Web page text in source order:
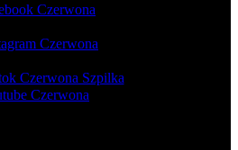
Czerwona
Czerwona
Czerwona Szpilka
Czerwona